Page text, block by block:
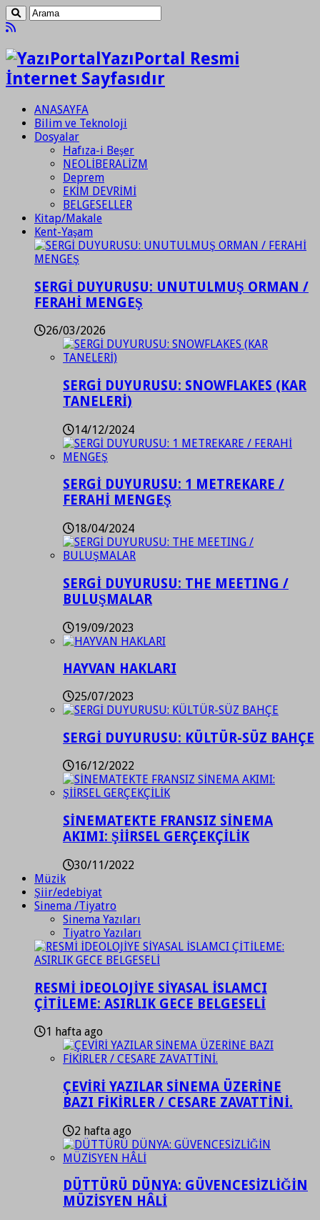
YazıPortal Resmi
İnternet Sayfasıdır
ANASAYFA
Bilim ve Teknoloji
Dosyalar
Hafıza-i Beşer
NEOLİBERALİZM
Deprem
EKİM DEVRİMİ
BELGESELLER
Kitap/Makale
Kent-Yaşam
SERGİ DUYURUSU: UNUTULMUŞ ORMAN /
FERAHİ MENGEŞ
26/03/2026
SERGİ DUYURUSU: SNOWFLAKES (KAR
TANELERİ)
14/12/2024
SERGİ DUYURUSU: 1 METREKARE /
FERAHİ MENGEŞ
18/04/2024
SERGİ DUYURUSU: THE MEETING /
BULUŞMALAR
19/09/2023
HAYVAN HAKLARI
25/07/2023
SERGİ DUYURUSU: KÜLTÜR-SÜZ BAHÇE
16/12/2022
SİNEMATEKTE FRANSIZ SİNEMA
AKIMI: ŞİİRSEL GERÇEKÇİLİK
30/11/2022
Müzik
Şiir/edebiyat
Sinema /Tiyatro
Sinema Yazıları
Tiyatro Yazıları
RESMİ İDEOLOJİYE SİYASAL İSLAMCI
ÇİTİLEME: ASIRLIK GECE BELGESELİ
1 hafta ago
ÇEVİRİ YAZILAR SİNEMA ÜZERİNE
BAZI FİKİRLER / CESARE ZAVATTİNİ.
2 hafta ago
DÜTTÜRÜ DÜNYA: GÜVENCESİZLİĞİN
MÜZİSYEN HÂLİ